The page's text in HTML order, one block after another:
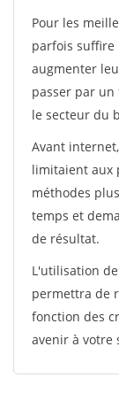
Pour les
parfois suffire
augmenter
passer par
le secteur du
Avant
limitaient aux
méthodes
temps et
de résultat.
L'utilisation
permettra de
fonction des
avenir à votre